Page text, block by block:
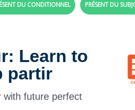
DU CONDITIONNEL PRÉSENT DU
Learn to
partir
with future perfect